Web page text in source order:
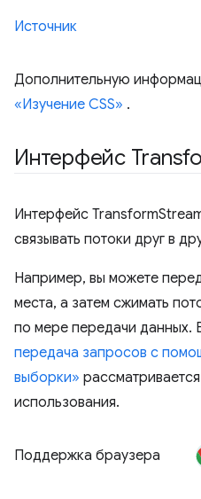
Источник
Дополнительную
«Изучение CSS» .
Интерфейс
Интерфейс
связывать потоки друг в
Например, вы можете
места, а затем сжимать
по мере передачи данных.
передача запросов с
выборки»
использования.
Поддержка браузера